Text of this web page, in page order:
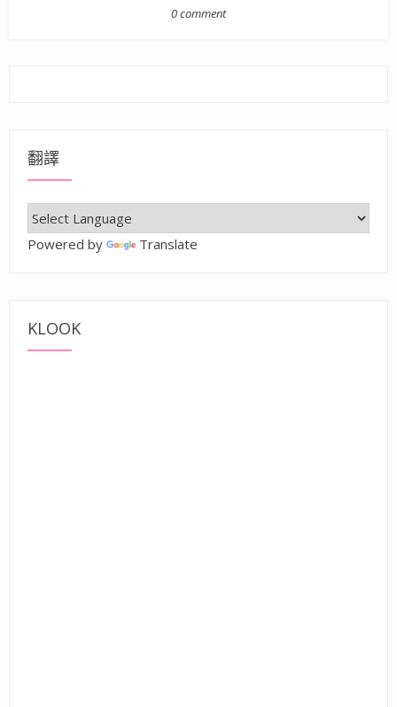
0 comment
翻譯
Powered by Translate
KLOOK